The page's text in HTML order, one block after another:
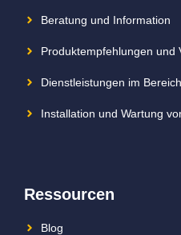
Beratung und Information
Produktempfehlungen und
Dienstleistungen im
Installation und Wartung
Ressourcen
Blog